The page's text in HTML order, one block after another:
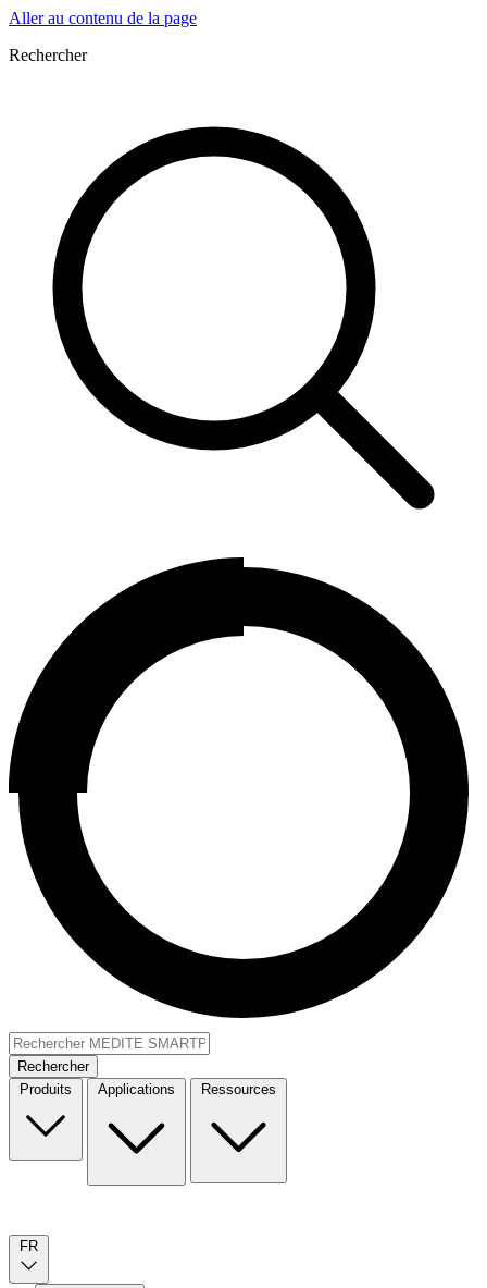
Aller au contenu de la page
Rechercher
Rechercher
Produits
Applications Ressources
FR